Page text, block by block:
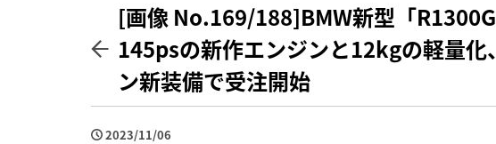
[画像 No.169/188]BMW新型「
145psの新作エンジンと12kgの軽量化
ン新装備で受注開始
2023/11/06